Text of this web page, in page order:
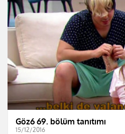
Göz6 69. bölüm tanıtımı
15/12/2016